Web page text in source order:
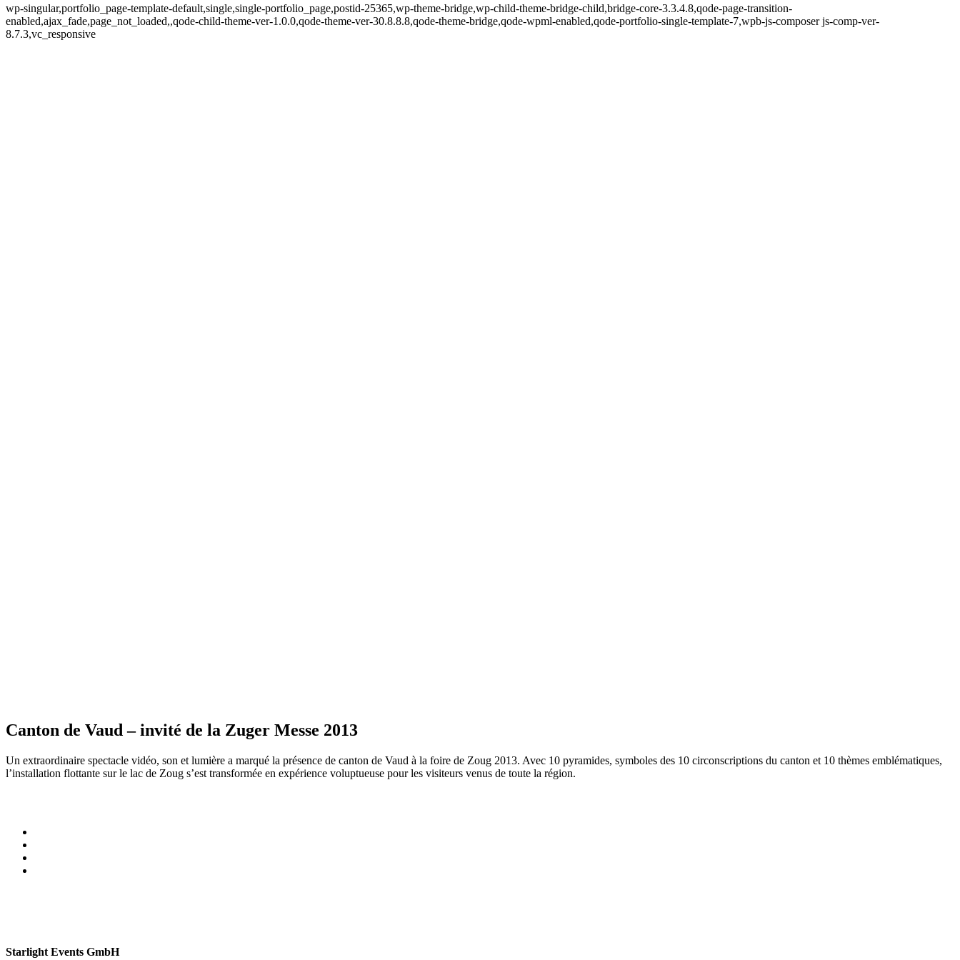
wp-singular,portfolio_page-template-default,single,single-portfolio_page,postid-25365,wp-theme-bridge,wp-child-theme-bridge-child,bridge-core-3.3.4.8,qode-page-transition-
enabled,ajax_fade,page_not_loaded,,qode-child-theme-ver-1.0.0,qode-theme-ver-30.8.8.8,qode-theme-bridge,qode-wpml-enabled,qode-portfolio-single-template-7,wpb-js-composer js-comp-ver-
8.7.3,vc_responsive
Canton de Vaud – invité de la Zuger Messe 2013
Un extraordinaire spectacle vidéo, son et lumière a marqué la présence de canton de Vaud à la foire de Zoug 2013. Avec 10 pyramides, symboles des 10 circonscriptions du canton et 10 thèmes emblématiques,
l’installation flottante sur le lac de Zoug s’est transformée en expérience voluptueuse pour les visiteurs venus de toute la région.
Starlight Events GmbH